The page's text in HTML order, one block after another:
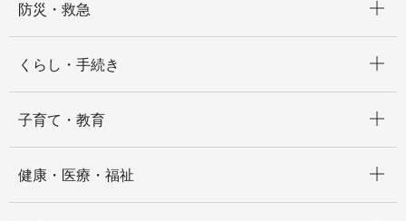
防災・救急
くらし・手続き
子育て・教育
健康・医療・福祉